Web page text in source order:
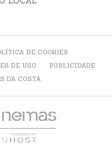
DE COOKIES
DE USO
PUBLICIDADE
DA COSTA